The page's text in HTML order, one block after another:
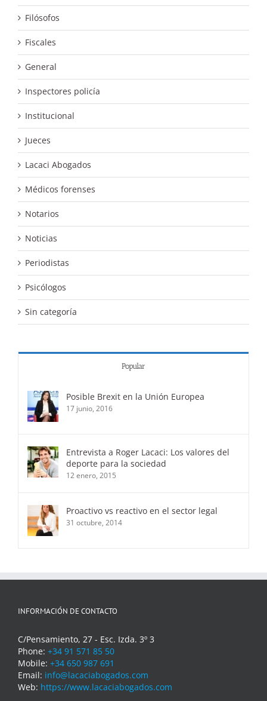
Filósofos
Fiscales
General
Inspectores policía
Institucional
Jueces
Lacaci Abogados
Médicos forenses
Notarios
Noticias
Periodistas
Psicólogos
Sin categoría
Popular
Posible Brexit en la Unión Europea
17 junio, 2016
Entrevista a Roger Lacaci: Los valores del
deporte para la sociedad
12 enero, 2015
Proactivo vs reactivo en el sector legal
31 octubre, 2014
INFORMACIÓN DE CONTACTO
C/Pensamiento, 27 - Esc. Izda. 3º 3
Phone: +34 91 571 85 50
Mobile: +34 650 987 691
Email: info@lacaciabogados.com
Web: https://www.lacaciabogados.com